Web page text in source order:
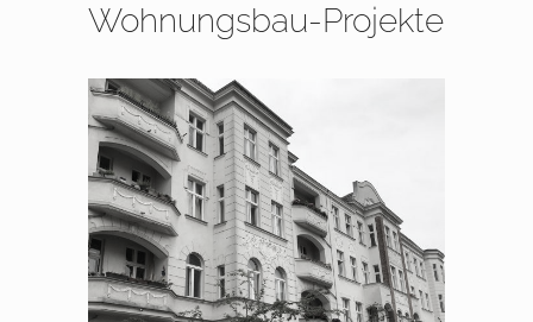
Wohnungsbau-Projekte
2020 – 2022 Potsdam,
Siemenstraße 1 – 3